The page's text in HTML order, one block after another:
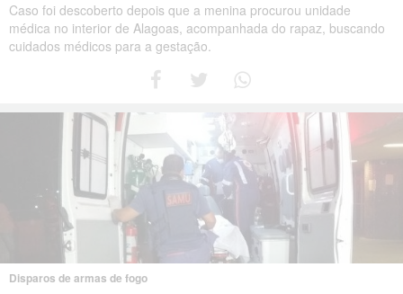
Caso foi descoberto depois que a menina procurou unidade
médica no interior de Alagoas, acompanhada do rapaz, buscando
cuidados médicos para a gestação.
Disparos de armas de fogo